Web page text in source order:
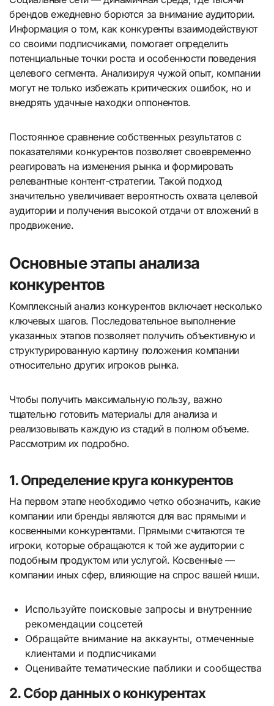
брендов ежедневно борются за внимание аудитории.
Информация о том, как конкуренты взаимодействуют
со своими подписчиками, помогает определить
потенциальные точки роста и особенности поведения
целевого сегмента. Анализируя чужой опыт, компании
могут не только избежать критических ошибок, но и
внедрять удачные находки оппонентов.
Постоянное сравнение собственных результатов с
показателями конкурентов позволяет своевременно
реагировать на изменения рынка и формировать
релевантные контент-стратегии. Такой подход
значительно увеличивает вероятность охвата целевой
аудитории и получения высокой отдачи от вложений в
продвижение.
Основные этапы анализа
конкурентов
Комплексный анализ конкурентов включает несколько
ключевых шагов. Последовательное выполнение
указанных этапов позволяет получить объективную и
структурированную картину положения компании
относительно других игроков рынка.
Чтобы получить максимальную пользу, важно
тщательно готовить материалы для анализа и
реализовывать каждую из стадий в полном объеме.
Рассмотрим их подробно.
1. Определение круга конкурентов
На первом этапе необходимо четко обозначить, какие
компании или бренды являются для вас прямыми и
косвенными конкурентами. Прямыми считаются те
игроки, которые обращаются к той же аудитории с
подобным продуктом или услугой. Косвенные —
компании иных сфер, влияющие на спрос вашей ниши.
Используйте поисковые запросы и внутренние
рекомендации соцсетей
Обращайте внимание на аккаунты, отмеченные
клиентами и подписчиками
Оценивайте тематические паблики и сообщества
2. Сбор данных о конкурентах